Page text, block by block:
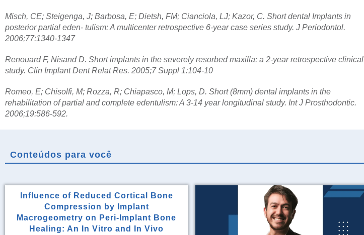
Misch, CE; Steigenga, J; Barbosa, E; Dietsh, FM; Cianciola, LJ; Kazor, C. Short dental Implants in
posterior partial eden- tulism: A multicenter retrospective 6-year case series study. J Periodontol.
2006;77:1340-1347
Renouard F, Nisand D. Short implants in the severely resorbed maxilla: a 2-year retrospective clinical
study. Clin Implant Dent Relat Res. 2005;7 Suppl 1:104-10
Romeo, E; Chisolfi, M; Rozza, R; Chiapasco, M; Lops, D. Short (8mm) dental implants in the
rehabilitation of partial and complete edentulism: A 3-14 year longitudinal study. Int J Prosthodontic.
2006;19:586-592.
Conteúdos para você
Influence of Reduced Cortical Bone
Compression by Implant
Macrogeometry on Peri-Implant Bone
Healing: An In Vitro and In Vivo